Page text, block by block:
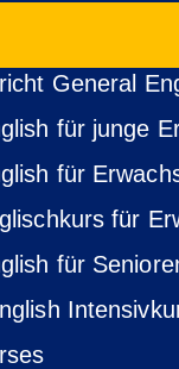
General
für junge
für
für
für